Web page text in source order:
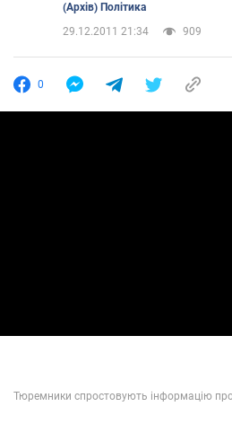
(Архів) Політика
29.12.2011 21:34
909
0